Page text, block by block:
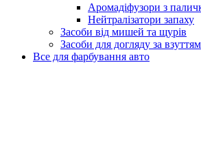
Аромадіфузори з
Нейтралізатори запаху
Засоби від мишей та щурів
Засоби для догляду за взуттям
Все для фарбування авто